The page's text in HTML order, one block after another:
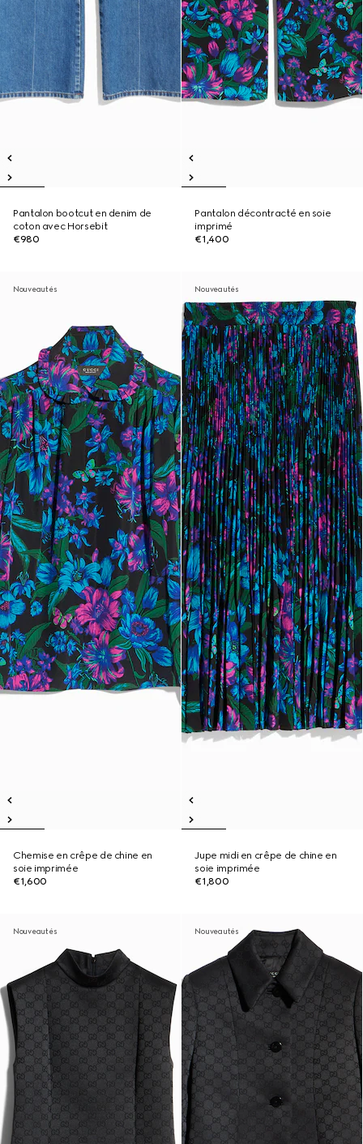
Pantalon bootcut en denim de
coton avec Horsebit
€980
Pantalon décontracté en soie
imprimé
€1,400
Nouveautés
Chemise en crêpe de chine en
soie imprimée
€1,600
Nouveautés
Jupe midi en crêpe de chine en
soie imprimée
€1,800
Nouveautés Nouveautés